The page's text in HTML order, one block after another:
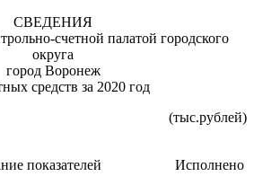
СВЕДЕНИЯ
счетной палатой городского
округа
город Воронеж
средств за 2020 год
(тыс.рублей)
показателей Исполнено